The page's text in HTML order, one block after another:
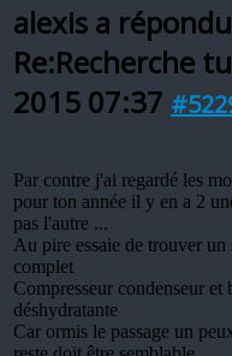
alexis a
Re:Recherche
2015 07:37
Par contre j'ai regardé les
pour ton année il y en a 2
pas l'autre ...
Au pire essaie de trouver un
complet
Compresseur condenseur et
déshydratante
Car ormis le passage un